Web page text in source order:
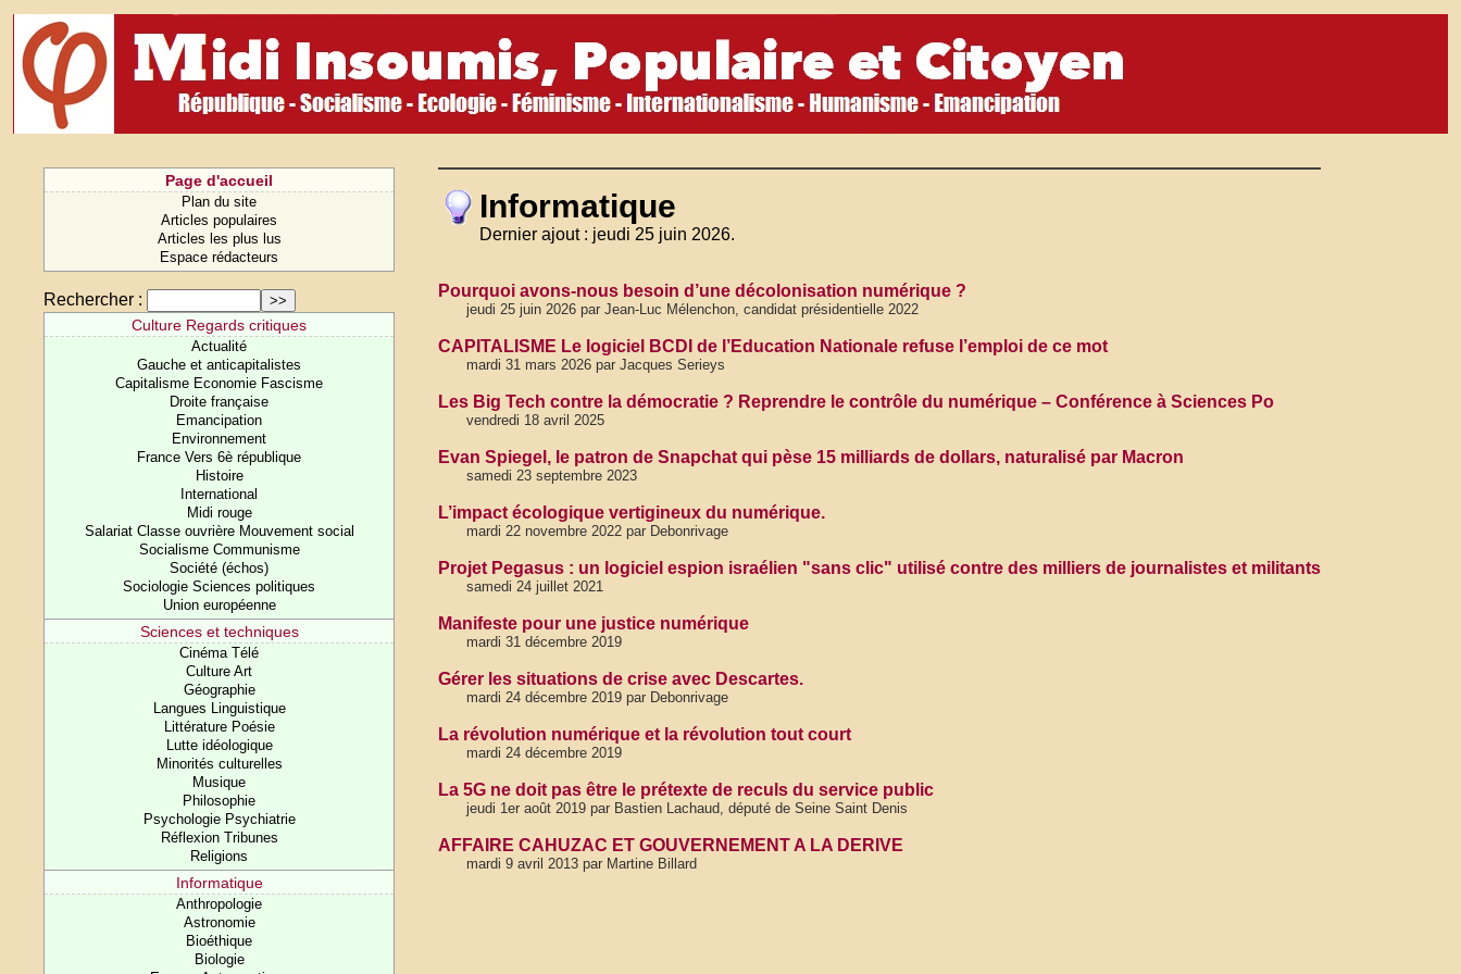
Page d'accueil
Plan du site
Articles populaires
Articles les plus lus
Espace rédacteurs
Rechercher :
Culture Regards critiques
Actualité
Gauche et anticapitalistes
Capitalisme Economie Fascisme
Droite française
Emancipation
Environnement
France Vers 6è république
Histoire
International
Midi rouge
Salariat Classe ouvrière Mouvement social
Socialisme Communisme
Société (échos)
Sociologie Sciences politiques
Union européenne
Sciences et techniques
Cinéma Télé
Culture Art
Géographie
Langues Linguistique
Littérature Poésie
Lutte idéologique
Minorités culturelles
Musique
Philosophie
Psychologie Psychiatrie
Réflexion Tribunes
Religions
Informatique
Anthropologie
Astronomie
Bioéthique
Biologie
Informatique
Dernier ajout : jeudi 25 juin 2026.
Pourquoi avons-nous besoin d’une décolonisation numérique ?
jeudi 25 juin 2026 par Jean-Luc Mélenchon, candidat présidentielle 2022
CAPITALISME Le logiciel BCDI de l’Education Nationale refuse l’emploi de ce mot
mardi 31 mars 2026 par Jacques Serieys
Les Big Tech contre la démocratie ? Reprendre le contrôle du numérique – Conférence à Sciences Po
vendredi 18 avril 2025
Evan Spiegel, le patron de Snapchat qui pèse 15 milliards de dollars, naturalisé par Macron
samedi 23 septembre 2023
L’impact écologique vertigineux du numérique.
mardi 22 novembre 2022 par Debonrivage
Projet Pegasus : un logiciel espion israélien "sans clic" utilisé contre des milliers de journalistes et militants
samedi 24 juillet 2021
Manifeste pour une justice numérique
mardi 31 décembre 2019
Gérer les situations de crise avec Descartes.
mardi 24 décembre 2019 par Debonrivage
La révolution numérique et la révolution tout court
mardi 24 décembre 2019
La 5G ne doit pas être le prétexte de reculs du service public
jeudi 1er août 2019 par Bastien Lachaud, député de Seine Saint Denis
AFFAIRE CAHUZAC ET GOUVERNEMENT A LA DERIVE
mardi 9 avril 2013 par Martine Billard